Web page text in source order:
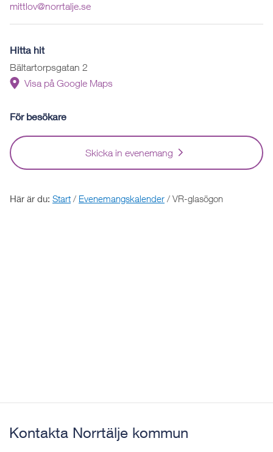
mittlov@norrtalje.se
Hitta hit
Bältartorpsgatan 2
Visa på Google Maps
För besökare
Skicka in evenemang
Här är du: Start / Evenemangskalender / VR-glasögon
Kontakta Norrtälje kommun